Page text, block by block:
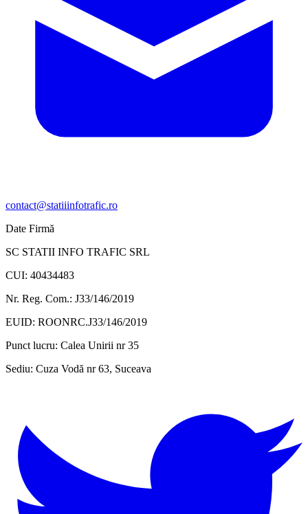
contact@statiiinfotrafic.ro
Date Firmă
SC STATII INFO TRAFIC SRL
CUI: 40434483
Nr. Reg. Com.: J33/146/2019
EUID: ROONRC.J33/146/2019
Punct lucru: Calea Unirii nr 35
Sediu: Cuza Vodă nr 63, Suceava